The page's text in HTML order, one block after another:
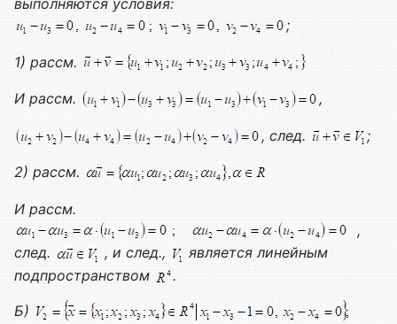
выполняются условия:
;
1) рассм.
И рассм. ,
, след. ;
2) рассм.
И рассм.
,
след.
, и след.,
является линейным
подпространством
.
Б)